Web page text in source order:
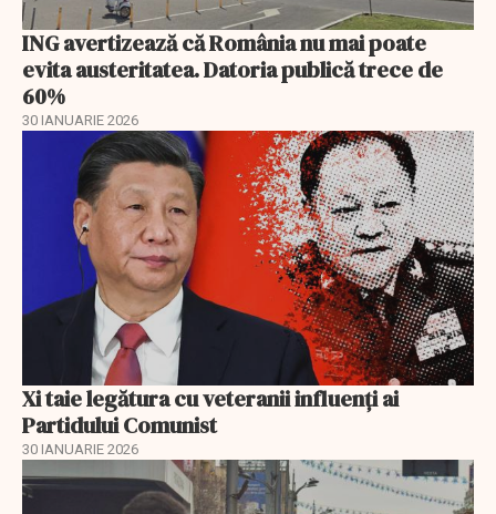
ING avertizează că România nu mai poate
evita austeritatea. Datoria publică trece de
60%
30 IANUARIE 2026
Xi taie legătura cu veteranii influenți ai
Partidului Comunist
30 IANUARIE 2026